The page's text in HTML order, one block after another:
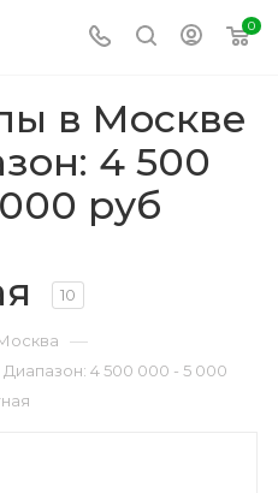
0
в Москве
4 500
руб
10
—
4 500 000 - 5 000